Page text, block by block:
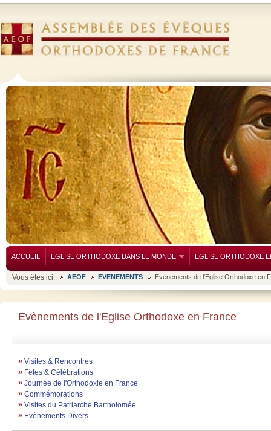
ACCUEIL EGLISE ORTHODOXE DANS LE MONDE EGLISE ORTHODOXE
Vous êtes ici: AEOF EVENEMENTS Evènements de l'Eglise Orthodoxe en
Evènements de l'Eglise Orthodoxe en France
» Visites & Rencontres
» Fêtes & Célébrations
» Journée de l'Orthodoxie en France
» Commémorations
» Visites du Patriarche Bartholomée
» Evènements Divers